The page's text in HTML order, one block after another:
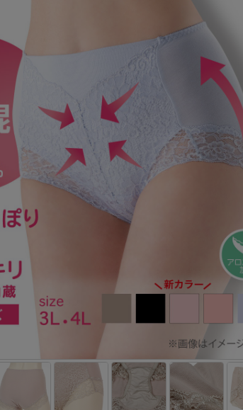
ング
ッキング
- ノンワイヤーブラ
- ワイヤーブラ
- ブラトップ
ショーツ
- レギュラーショーツ
- サニタリーショーツ
- ガードル・補正ショーツ
肌着・インナー
- 長袖（七分袖以上）
- タンクトップ
- カップ付きインナー
ぶし丈ソックス
メンズパンツ
トランクス
Tバック・ビキニ
肌着・インナー
ソックス
ぶし丈ソックス
ブラジャー
ワイヤーブラ
スポーツブラ
ショーツ
アスティーグ
ツ
ム みんなの、みんなの
ング
ックス
ソックス
ブランドから探す
アスティーグ
クリアビューティアクティブ
スゴスト
フェイクタイツ
hotto comfort
Atsugi COLORS
BT
スクールタイム
みんなの、みんなの。
CLINICAL
ハイジュニ